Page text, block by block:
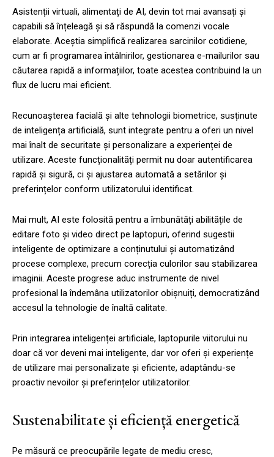
Asistenții virtuali, alimentați de AI, devin tot mai avansați și
capabili să înțeleagă și să răspundă la comenzi vocale
elaborate. Aceștia simplifică realizarea sarcinilor cotidiene,
cum ar fi programarea întâlnirilor, gestionarea e-mailurilor sau
căutarea rapidă a informațiilor, toate acestea contribuind la un
flux de lucru mai eficient.
Recunoașterea facială și alte tehnologii biometrice, susținute
de inteligența artificială, sunt integrate pentru a oferi un nivel
mai înalt de securitate și personalizare a experienței de
utilizare. Aceste funcționalități permit nu doar autentificarea
rapidă și sigură, ci și ajustarea automată a setărilor și
preferințelor conform utilizatorului identificat.
Mai mult, AI este folosită pentru a îmbunătăți abilitățile de
editare foto și video direct pe laptopuri, oferind sugestii
inteligente de optimizare a conținutului și automatizând
procese complexe, precum corecția culorilor sau stabilizarea
imaginii. Aceste progrese aduc instrumente de nivel
profesional la îndemâna utilizatorilor obișnuiți, democratizând
accesul la tehnologie de înaltă calitate.
Prin integrarea inteligenței artificiale, laptopurile viitorului nu
doar că vor deveni mai inteligente, dar vor oferi și experiențe
de utilizare mai personalizate și eficiente, adaptându-se
proactiv nevoilor și preferințelor utilizatorilor.
Sustenabilitate și eficiență energetică
Pe măsură ce preocupările legate de mediu cresc,